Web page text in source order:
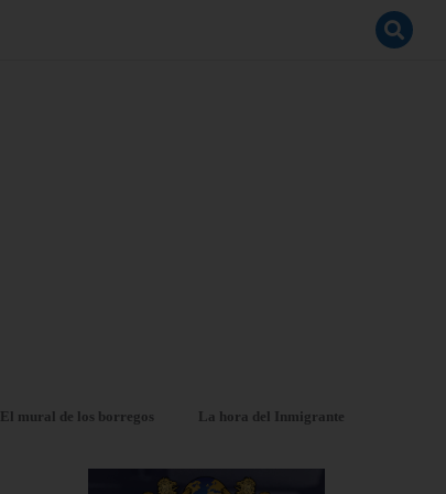
El mural de los borregos La hora del Inmigrante